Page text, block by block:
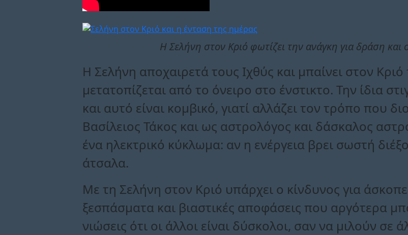
Η Σελήνη στον Κριό φωτίζει την ανάγκη για δράση
Η Σελήνη αποχαιρετά τους Ιχθύς και μπαίνει στον
μετατοπίζεται από το όνειρο στο ένστικτο. Την ίδια
και αυτό είναι κομβικό, γιατί αλλάζει τον τρόπο που
Βασίλειος Τάκος και ως αστρολόγος και δάσκαλος
ένα ηλεκτρικό κύκλωμα: αν η ενέργεια βρει σωστή
άτσαλα.
Με τη Σελήνη στον Κριό υπάρχει ο κίνδυνος για
ξεσπάσματα και βιαστικές αποφάσεις που αργότερα
νιώσεις ότι οι άλλοι είναι δύσκολοι, σαν να μιλούν